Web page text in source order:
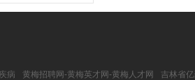
病 黄梅招聘网-黄梅英才网-黄梅人才网
吉林省